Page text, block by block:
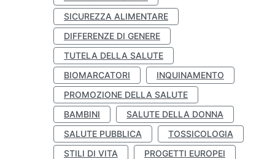
SICUREZZA ALIMENTARE
DIFFERENZE DI GENERE
TUTELA DELLA SALUTE
BIOMARCATORI
INQUINAMENTO
PROMOZIONE DELLA SALUTE
BAMBINI
SALUTE DELLA DONNA
SALUTE PUBBLICA
TOSSICOLOGIA
STILI DI VITA
PROGETTI EUROPEI